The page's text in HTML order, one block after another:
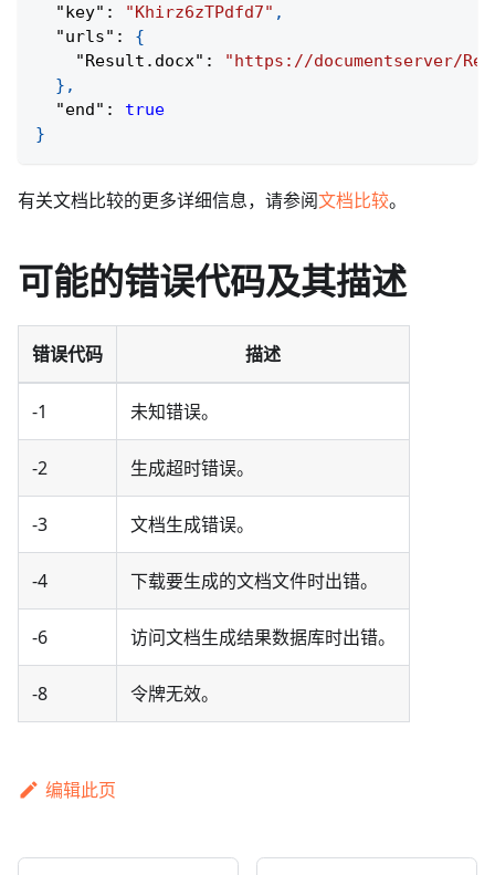
"key" : "Khirz6zTPdfd7" ,
"urls" :
{
"Result.docx" :
"https://documentserver/
} ,
"end" :
true
}
有关文档比较的更多详细信息，请参阅文档比较。
可能的错误代码及其描述
错误代码 描述
-1 未知错误。
-2 生成超时错误。
-3 文档生成错误。
-4 下载要生成的文档文件时出错。
-6 访问文档生成结果数据库时出错。
-8 令牌无效。
编辑此页